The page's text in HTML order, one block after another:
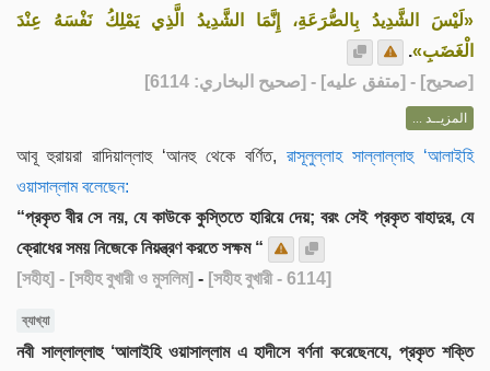
«لَيْسَ الشَّدِيدُ بِالصُّرَعَةِ، إِنَّمَا الشَّدِيدُ الَّذِي يَمْلِكُ نَفْسَهُ عِنْدَ
الْغَضَبِ».
[صحيح] - [متفق عليه] - [صحيح البخاري: 6114]
المزيــد ...
আবূ হুরায়রা রাদিয়াল্লাহু ‘আনহু থেকে বর্ণিত, রাসূলুল্লাহ সাল্লাল্লাহু ‘আলাইহি
ওয়াসাল্লাম বলেছেন:
“প্রকৃত বীর সে নয়, যে কাউকে কুস্তিতে হারিয়ে দেয়; বরং সেই প্রকৃত বাহাদুর, যে
ক্রোধের সময় নিজেকে নিয়ন্ত্রণ করতে সক্ষম “
[সহীহ] - [সহীহ বুখারী ও মুসলিম] - [সহীহ বুখারী - 6114]
ব্যাখ্যা
নবী সাল্লাল্লাহু ‘আলাইহি ওয়াসাল্লাম এ হাদীসে বর্ণনা করেছেনযে, প্রকৃত শক্তি